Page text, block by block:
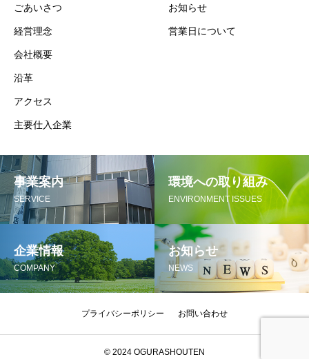
ごあいさつ
経営理念
会社概要
沿革
アクセス
主要仕入企業
お知らせ
営業日について
事業案内
SERVICE
環境への取り組み
ENVIRONMENT ISSUES
企業情報
COMPANY
お知らせ
NEWS
プライバシーポリシー お問い合わせ
© 2024 OGURASHOUTEN